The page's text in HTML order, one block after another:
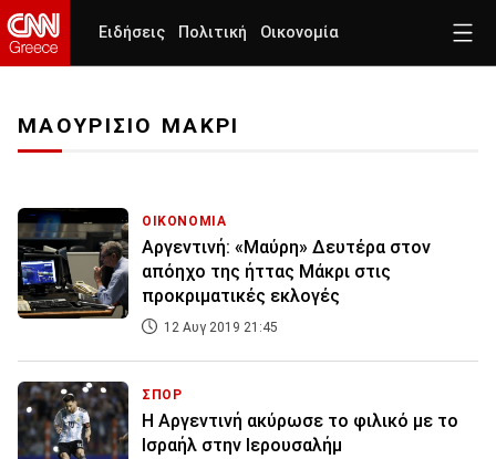
Ειδήσεις Πολιτική Οικονομία
ΜΑΟΥΡΙΣΙΟ ΜΑΚΡΙ
ΟΙΚΟΝΟΜΙΑ
Αργεντινή: «Μαύρη» Δευτέρα στον
απόηχο της ήττας Μάκρι στις
προκριματικές εκλογές
12 Αυγ 2019 21:45
ΣΠΟΡ
Η Αργεντινή ακύρωσε το φιλικό με το
Ισραήλ στην Ιερουσαλήμ